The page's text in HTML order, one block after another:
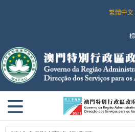
繁體中文